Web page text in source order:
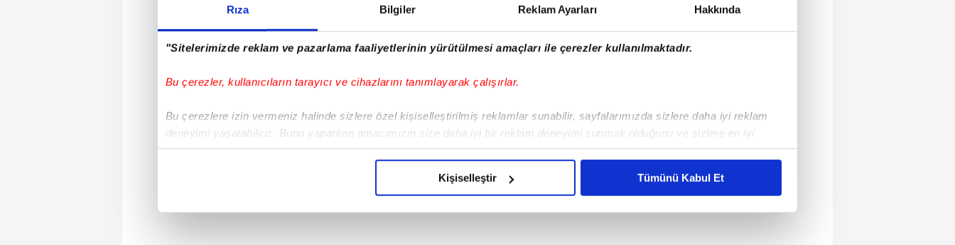
Rıza Bilgiler Reklam Ayarları Hakkında
"Sitelerimizde reklam ve pazarlama faaliyetlerinin yürütülmesi amaçları ile çerezler kullanılmaktadır.
Bu çerezler, kullanıcıların tarayıcı ve cihazlarını tanımlayarak çalışırlar.
Bu çerezlere izin vermeniz halinde sizlere özel kişiselleştirilmiş reklamlar sunabilir, sayfalarımızda sizlere daha iyi reklam
deneyimi yaşatabiliriz. Bunu yaparken amacımızın size daha iyi bir reklam deneyimi sunmak olduğunu ve sizlere en iyi
içerikleri sunabilmek adına elimizden gelen çabayı gösterdiğimizi ve bu noktada, reklamların maliyetlerimizi karşılamak
Kişiselleştir Tümünü Kabul Et